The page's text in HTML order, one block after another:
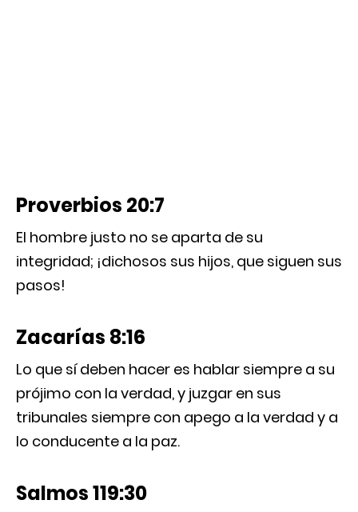
Proverbios 20:7
El hombre justo no se aparta de su
integridad; ¡dichosos sus hijos, que siguen sus
pasos!
Zacarías 8:16
Lo que sí deben hacer es hablar siempre a su
prójimo con la verdad, y juzgar en sus
tribunales siempre con apego a la verdad y a
lo conducente a la paz.
Salmos 119:30